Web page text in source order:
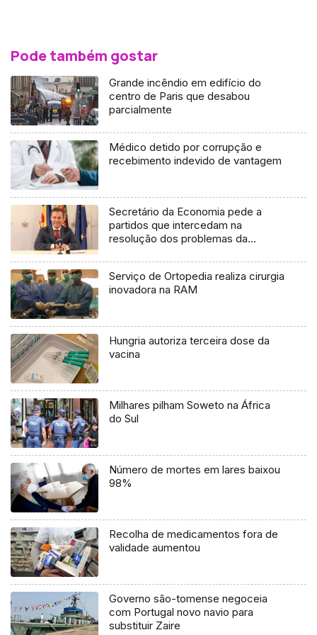
Pode também gostar
Grande incêndio em edifício do
centro de Paris que desabou
parcialmente
Médico detido por corrupção e
recebimento indevido de vantagem
Secretário da Economia pede a
partidos que intercedam na
resolução dos problemas da
Serviço de Ortopedia realiza cirurgia
inovadora na RAM
Hungria autoriza terceira dose da
vacina
Milhares pilham Soweto na África
do Sul
Número de mortes em lares baixou
98%
Recolha de medicamentos fora de
validade aumentou
Governo são-tomense negoceia
com Portugal novo navio para
substituir Zaire